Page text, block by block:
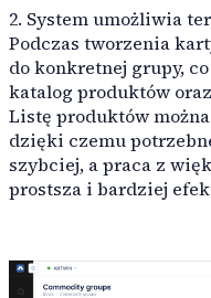
RoboLabs
ASPA
Wyświetl wszystkie
2. System umożliwia
Podczas tworzenia
do konkretnej grupy,
katalog produktów
Listę produktów
dzięki czemu
szybciej, a praca z
prostsza i bardziej